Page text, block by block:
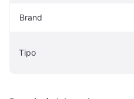
Brand
Tipo